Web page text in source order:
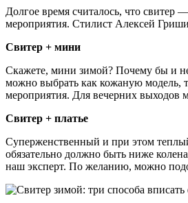
Долгое время считалось, что свитер
мероприятия. Стилист Алексей
Свитер + мини
Скажете, мини зимой? Почему бы и
можно выбрать как кожаную модель,
мероприятия. Для вечерних выходов
Свитер + платье
Суперженственный и при этом
обязательно должно быть ниже
наш эксперт. По желанию, можно